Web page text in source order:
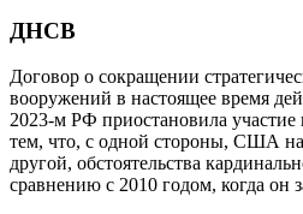
ДНСВ
Договор о сокращении
вооружений в настоящее время
2023-м РФ приостановила
тем, что, с одной стороны, США
другой, обстоятельства
сравнению с 2010 годом, когда он